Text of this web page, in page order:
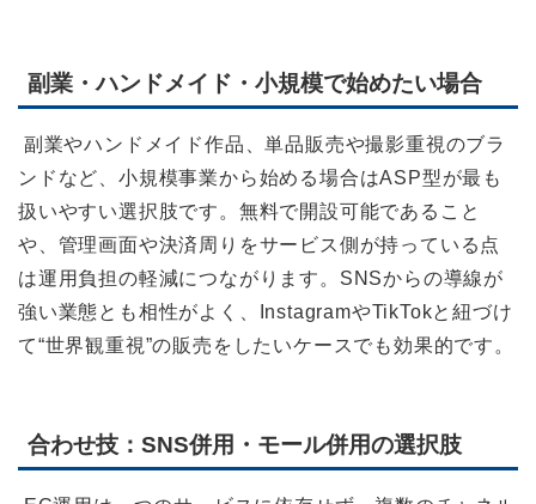
副業・ハンドメイド・小規模で始めたい場合
副業やハンドメイド作品、単品販売や撮影重視のブラ
ンドなど、小規模事業から始める場合はASP型が最も
扱いやすい選択肢です。無料で開設可能であること
や、管理画面や決済周りをサービス側が持っている点
は運用負担の軽減につながります。SNSからの導線が
強い業態とも相性がよく、InstagramやTikTokと紐づけ
て“世界観重視”の販売をしたいケースでも効果的です。
合わせ技：SNS併用・モール併用の選択肢